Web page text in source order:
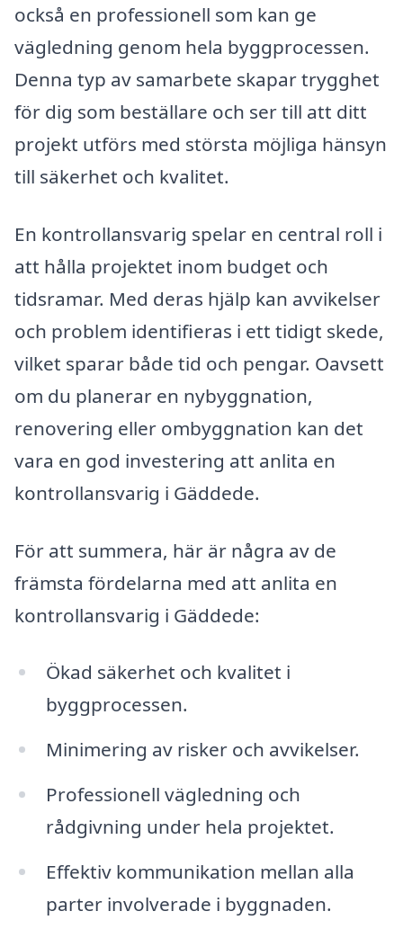
också en professionell som kan ge
vägledning genom hela byggprocessen.
Denna typ av samarbete skapar trygghet
för dig som beställare och ser till att ditt
projekt utförs med största möjliga hänsyn
till säkerhet och kvalitet.
En kontrollansvarig spelar en central roll i
att hålla projektet inom budget och
tidsramar. Med deras hjälp kan avvikelser
och problem identifieras i ett tidigt skede,
vilket sparar både tid och pengar. Oavsett
om du planerar en nybyggnation,
renovering eller ombyggnation kan det
vara en god investering att anlita en
kontrollansvarig i Gäddede.
För att summera, här är några av de
främsta fördelarna med att anlita en
kontrollansvarig i Gäddede:
Ökad säkerhet och kvalitet i
byggprocessen.
Minimering av risker och avvikelser.
Professionell vägledning och
rådgivning under hela projektet.
Effektiv kommunikation mellan alla
parter involverade i byggnaden.